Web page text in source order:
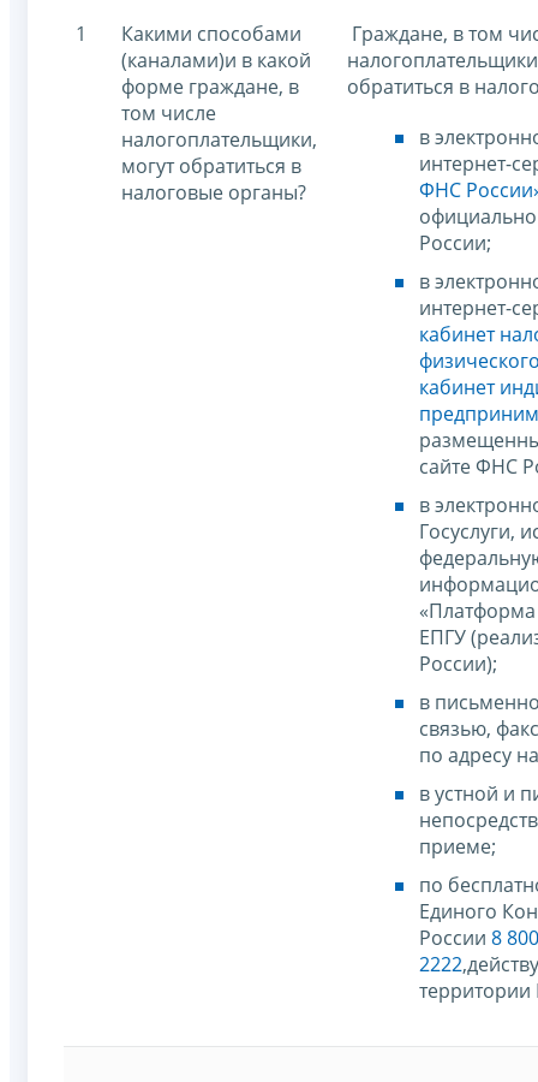
1
Какими способами
(каналами)и в какой
форме граждане, в
том числе
налогоплательщики,
могут обратиться в
налоговые органы?
Граждане, в том
обратиться в
в
интернет-
ФНС
России;
в
интернет-
кабинет
кабинет
сайте ФНС
в
Госуслуги,
ЕПГУ
России);
в
связью,
по адресу
в устной и
приеме;
по
Единого
России 8
2222